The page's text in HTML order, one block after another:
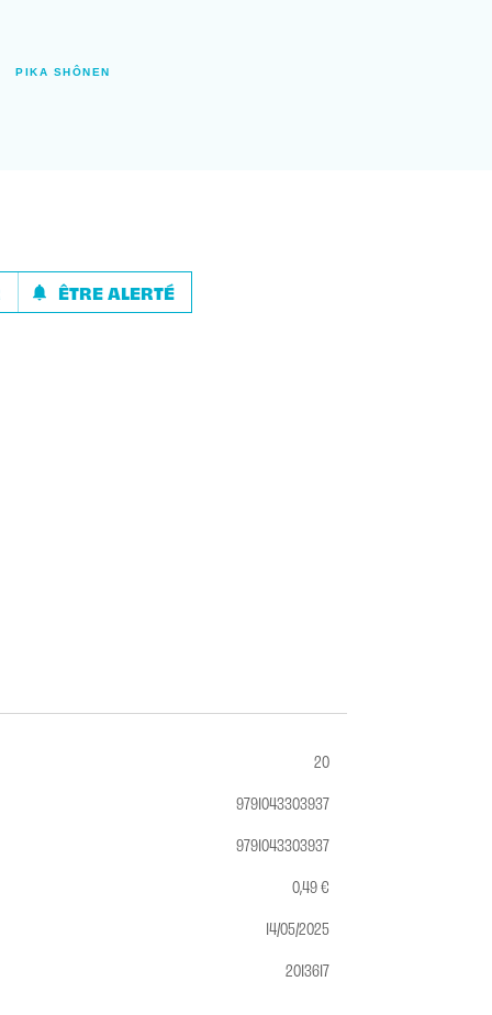
PIKA SHÔNEN
notifications ÊTRE ALERTÉ
20
9791043303937
9791043303937
0,49 €
14/05/2025
2013617